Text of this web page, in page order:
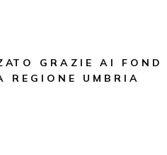
AT O G R A Z I E A I F O N D
R E G I O N E U M B R I A